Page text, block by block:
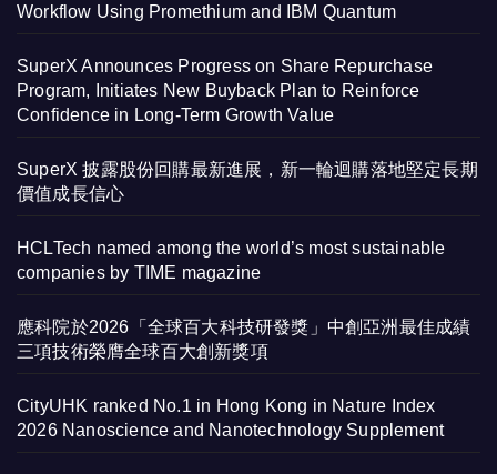
Workflow Using Promethium and IBM Quantum
SuperX Announces Progress on Share Repurchase
Program, Initiates New Buyback Plan to Reinforce
Confidence in Long-Term Growth Value
SuperX 披露股份回購最新進展，新一輪迴購落地堅定長期
價值成長信心
HCLTech named among the world’s most sustainable
companies by TIME magazine
應科院於2026「全球百大科技研發獎」中創亞洲最佳成績
三項技術榮膺全球百大創新獎項
CityUHK ranked No.1 in Hong Kong in Nature Index
2026 Nanoscience and Nanotechnology Supplement